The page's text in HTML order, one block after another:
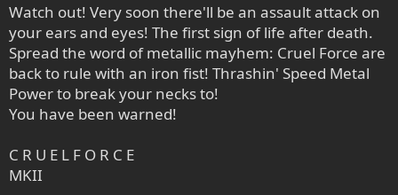
Watch out! Very soon there'll be an assault attack on
your ears and eyes! The first sign of life after death.
Spread the word of metallic mayhem: Cruel Force are
back to rule with an iron fist! Thrashin' Speed Metal
Power to break your necks to!
You have been warned!
C R U E L F O R C E
MKII